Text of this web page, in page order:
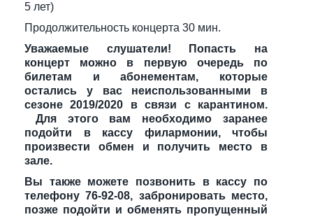
5 лет)
Продолжительность концерта 30 мин.
Уважаемые слушатели! Попасть на
концерт можно в первую очередь по
билетам и абонементам, которые
остались у вас неиспользованными в
сезоне 2019/2020 в связи с карантином.
Для этого вам необходимо заранее
подойти в кассу филармонии, чтобы
произвести обмен и получить место в
зале.
Вы также можете позвонить в кассу по
телефону 76-92-08, забронировать место,
позже подойти и обменять пропущенный